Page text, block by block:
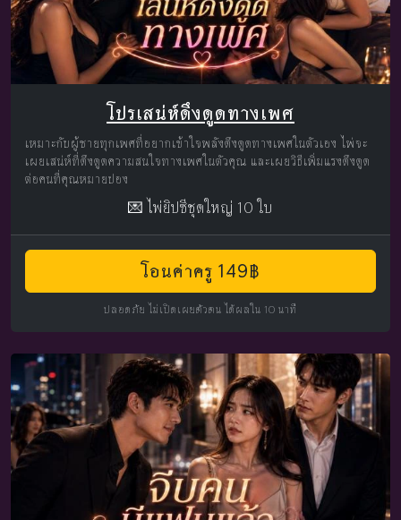
โปรเสน่ห์ดึงดูดทางเพศ
เหมาะกับผู้ชายทุกเพศที่อยากเข้าใจพลังดึงดูดทางเพศในตัวเอง ไพ่จะ
เผยเสน่ห์ที่ดึงดูดความสนใจทางเพศในตัวคุณ และเผยวิธีเพิ่มแรงดึงดูด
ต่อคนที่คุณหมายปอง
💌 ไพ่ยิปซีชุดใหญ่ 10 ใบ
โอนค่าครู 149฿
ปลอดภัย ไม่เปิดเผยตัวตน ได้ผลใน 10 นาที